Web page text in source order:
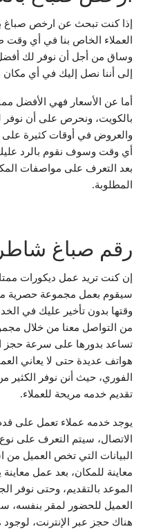
إذا كنت تبحث عن ارخص صباغ
العملاء الخاص بنا في أي
وساق من أجل أن نوفر لك أفضل
إلى أننا نصل إليك في أي
أما عن الأسعار فهي الأفضل
بالكويت، ونحرص على أن نوفر
والعروض في أوقات كثيرة على
أي وقت وسوف نقوم بالرد
بعد التعرف على مواصفات
المطلوبة.
رقم صباغ
إن كنت تريد عمل ديكورات
سيقوم بعمل مجموعة حصرية
وقتها بدون تأخير عليك في
من التواصل معنا من خلال
تساعد بدورها على سرعة حجز
هواتف عديدة حتى لا يعاني
الفوري، حيث أنن نوفر
تقديم خدمه مريحة للعملاء.
يوجد خدمه عملاء تعمل على
الاتصال، سيتم التعرف على
البيانات التي تخص العميل من
معاينة للمكان، بعد عمل
الموعد بالتقديم، وحتى نوفر
العميل للحضور لمقر بنفسه،
هناك حجز عبر الإنترنت،